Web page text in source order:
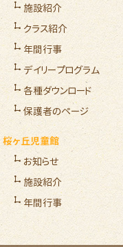
施設紹介
クラス紹介
年間行事
デイリープログラム
各種ダウンロード
保護者のページ
桜ヶ丘児童館
お知らせ
施設紹介
年間行事